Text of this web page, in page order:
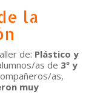
la
de: Plástico y
as de 3º y
as,
muy